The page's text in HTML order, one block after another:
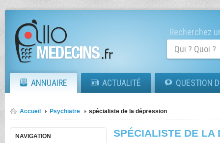
Recherchez
ANNUAIRE ACTUALITÉ QUESTION
Accueil Psychiatre spécialiste de la dépression
NAVIGATION SPÉCIALISTE DE LA